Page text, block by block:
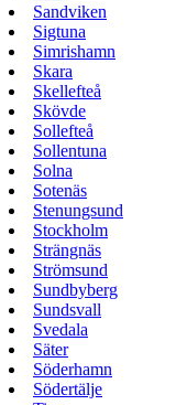
Sandviken
Sigtuna
Simrishamn
Skara
Skellefteå
Skövde
Sollefteå
Sollentuna
Solna
Sotenäs
Stenungsund
Stockholm
Strängnäs
Strömsund
Sundbyberg
Sundsvall
Svedala
Säter
Söderhamn
Södertälje